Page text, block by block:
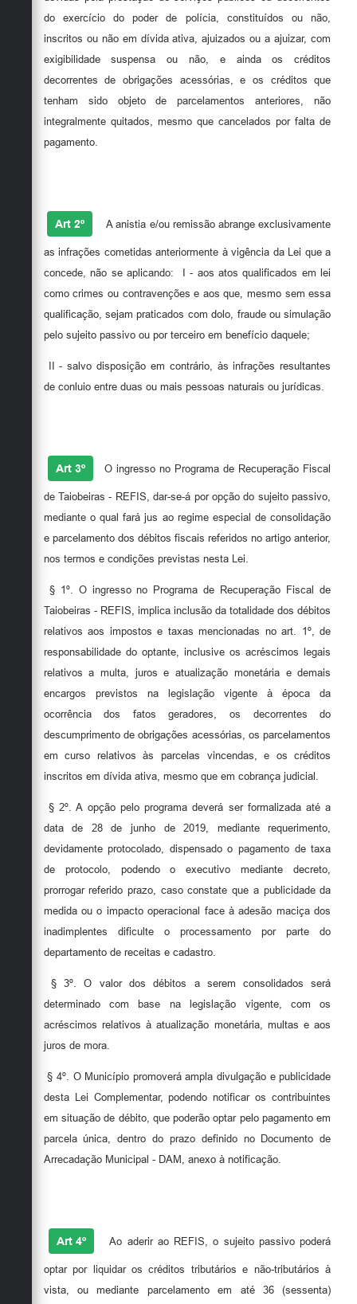
do exercício do poder de polícia, constituídos ou não,
inscritos ou não em dívida ativa, ajuizados ou a ajuizar, com
exigibilidade suspensa ou não, e ainda os créditos
decorrentes de obrigações acessórias, e os créditos que
tenham sido objeto de parcelamentos anteriores, não
integralmente quitados, mesmo que cancelados por falta de
pagamento.
Art 2º A anistia e/ou remissão abrange exclusivamente
as infrações cometidas anteriormente à vigência da Lei que a
concede, não se aplicando:
I - aos atos qualificados em lei
como crimes ou contravenções e aos que, mesmo sem essa
qualificação, sejam praticados com dolo, fraude ou simulação
pelo sujeito passivo ou por terceiro em benefício daquele;
II - salvo disposição em contrário, às infrações resultantes
de conluio entre duas ou mais pessoas naturais ou jurídicas.
Art 3º O ingresso no Programa de Recuperação Fiscal
de Taiobeiras - REFIS, dar-se-á por opção do sujeito passivo,
mediante o qual fará jus ao regime especial de consolidação
e parcelamento dos débitos fiscais referidos no artigo anterior,
nos termos e condições previstas nesta Lei.
§ 1º. O ingresso no Programa de Recuperação Fiscal de
Taiobeiras - REFIS, implica inclusão da totalidade dos débitos
relativos aos impostos e taxas mencionadas no art. 1º, de
responsabilidade do optante, inclusive os acréscimos legais
relativos a multa, juros e atualização monetária e demais
encargos previstos na legislação vigente à época da
ocorrência dos fatos geradores, os decorrentes do
descumprimento de obrigações acessórias, os parcelamentos
em curso relativos às parcelas vincendas, e os créditos
inscritos em dívida ativa, mesmo que em cobrança judicial.
§ 2º. A opção pelo programa deverá ser formalizada até a
data de 28 de junho de 2019, mediante requerimento,
devidamente protocolado, dispensado o pagamento de taxa
de protocolo, podendo o executivo mediante decreto,
prorrogar referido prazo, caso constate que a publicidade da
medida ou o impacto operacional face à adesão maciça dos
inadimplentes dificulte o processamento por parte do
departamento de receitas e cadastro.
§ 3º. O valor dos débitos a serem consolidados será
determinado com base na legislação vigente, com os
acréscimos relativos à atualização monetária, multas e aos
juros de mora.
§ 4º. O Município promoverá ampla divulgação e publicidade
desta Lei Complementar, podendo notificar os contribuintes
em situação de débito, que poderão optar pelo pagamento em
parcela única, dentro do prazo definido no Documento de
Arrecadação Municipal - DAM, anexo à notificação.
Art 4º Ao aderir ao REFIS, o sujeito passivo poderá
optar por liquidar os créditos tributários e não-tributários à
vista, ou mediante parcelamento em até 36 (sessenta)